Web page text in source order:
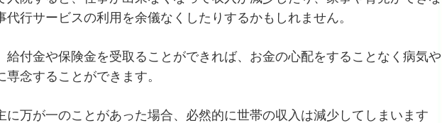
代行サービスの利用を余儀なくしたりするかもしれません。
給付金や保険金を受取ることができれば、お金の心配をすることなく病気や
専念することができます。
に万が一のことがあった場合、必然的に世帯の収入は減少してしまいます